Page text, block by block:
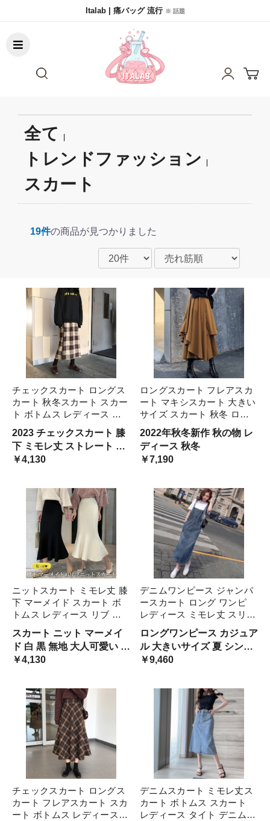
Italab | 痛バッグ 流行 ※ 話題
全て
トレンドファッション
スカート
19件の商品が見つかりました
チェックスカート ロングス
カート 秋冬スカート スカー
ト ボトムス レディース ウ
ール ハイウエスト ラップス
カート ミモレ丈 ロング チ
ェック柄 格子縞 グレー カ
ジュアル レトロ シンプ ブ
2023 チェックスカート 膝
下 ミモレ丈 ストレート タ
イト スカート ラップ かわ
柄 ブラウン ベージュ カジ
ュアル 個性的 レトロ ガー
リー ボトムス
￥4,130
ロングスカート フレアスカ
ート マキシスカート 大きい
サイズ スカート 秋冬 ロン
グ フレア ハイウエスト ア
シンメトリー イレギュラー
ヘム シンプル 個性的 おし
ゃれ 大人 上品 冬 新作 カー
2022年秋冬新作 秋の物 レ
ディース 秋冬
￥7,190
ニットスカート ミモレ丈 膝
下 マーメイド スカート ボ
トムス レディース リブ ニ
ット フィッシュテール 春
秋 冬 きれいめ コーデ おし
ゃれ 無地 フレア 白 ホワイ
ト ベージュ ハイウエスト
スカート ニット マーメイ
ド 白 黒 無地 大人可愛い フ
ェミニン 春 秋 ミモレ丈 膝
トロ ガーリー ひざ下 ハイ
ウエスト 綺麗
￥4,130
デニムワンピース ジャンパ
ースカート ロング ワンピ
レディース ミモレ丈 スリム
デニム かわいい おしゃれ
カジュアル 無地 春 夏 秋 10
代 20代 40代 大人カジュア
ル ワンピース 30代
ロングワンピース カジュア
ル 大きいサイズ 夏 シンプ
ル 大人 おしゃれ＜＞
￥9,460
チェックスカート ロングス
カート フレアスカート スカ
ート ボトムス レディース
デニムスカート ミモレ丈ス
カート ボトムス スカート
レディース タイト デニム